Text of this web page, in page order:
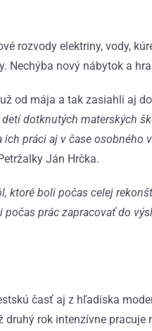
rozvody elektriny, vody,
Nechýba nový nábytok a
od mája a tak zasiahli aj
dotknutých materských
práci aj v čase
Ján Hrčka.
ktoré boli počas celej
prác zapracovať do
časť aj z hľadiska
rok intenzívne pracuje